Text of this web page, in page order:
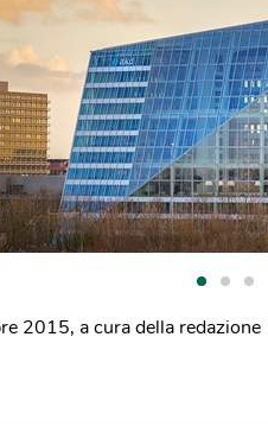
2015, a cura della redazione